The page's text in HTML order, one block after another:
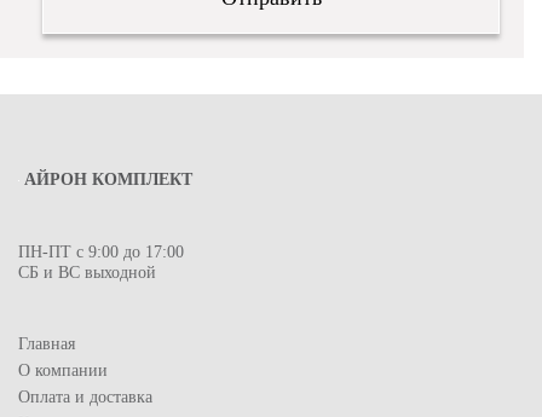
АЙРОН КОМПЛЕКТ
ПН-ПТ с 9:00 до 17:00
СБ и ВС выходной
Главная
О компании
Оплата и доставка